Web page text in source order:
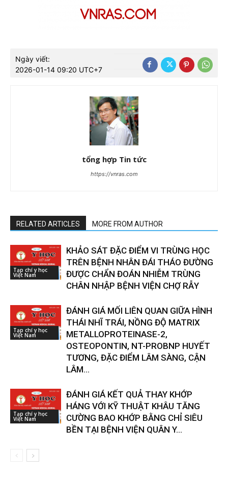
Ngày viết:
2026-01-14 09:20 UTC+7
tổng hợp Tin tức
https://vnras.com
RELATED ARTICLES MORE FROM AUTHOR
Tạp chí y học
Việt Nam
KHẢO SÁT ĐẶC ĐIỂM VI TRÙNG HỌC
TRÊN BỆNH NHÂN ĐÁI THÁO ĐƯỜNG
ĐƯỢC CHẨN ĐOÁN NHIỄM TRÙNG
CHÂN NHẬP BỆNH VIỆN CHỢ RẪY
Tạp chí y học
Việt Nam
ĐÁNH GIÁ MỐI LIÊN QUAN GIỮA HÌNH
THÁI NHĨ TRÁI, NỒNG ĐỘ MATRIX
METALLOPROTEINASE-2,
OSTEOPONTIN, NT-PROBNP HUYẾT
TƯƠNG, ĐẶC ĐIỂM LÂM SÀNG, CẬN
LÂM...
Tạp chí y học
Việt Nam
ĐÁNH GIÁ KẾT QUẢ THAY KHỚP
HÁNG VỚI KỸ THUẬT KHÂU TĂNG
CƯỜNG BAO KHỚP BẰNG CHỈ SIÊU
BỀN TẠI BỆNH VIỆN QUÂN Y...